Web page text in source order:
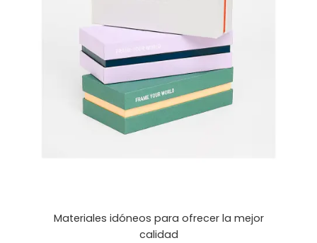
Materiales idóneos para ofrecer la mejor
calidad